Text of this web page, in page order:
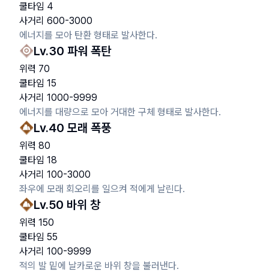
쿨타임 4
사거리 600-3000
에너지를 모아 탄환 형태로 발사한다.
Lv.30 파워 폭탄
위력 70
쿨타임 15
사거리 1000-9999
에너지를 대량으로 모아 거대한 구체 형태로 발사한다.
Lv.40 모래 폭풍
위력 80
쿨타임 18
사거리 100-3000
좌우에 모래 회오리를 일으켜 적에게 날린다.
Lv.50 바위 창
위력 150
쿨타임 55
사거리 100-9999
적의 발 밑에 날카로운 바위 창을 불러낸다.